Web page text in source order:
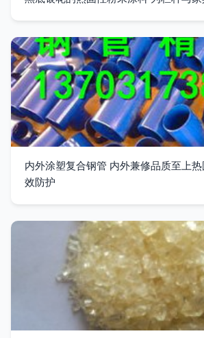
内外涂塑复合钢管 内外兼修品质至上
效防护